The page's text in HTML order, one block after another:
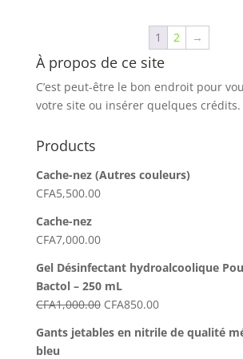
1 2 →
À propos de ce site
C’est peut-être le bon endroit pour
votre site ou insérer quelques crédits.
Products
Cache-nez (Autres couleurs)
CFA5,500.00
Cache-nez
CFA7,000.00
Gel Désinfectant hydroalcoolique
Bactol – 250 mL
CFA1,000.00 Le
initial
CFA850.00Le
actuel
Gants jetables en nitrile de qualité
bleu